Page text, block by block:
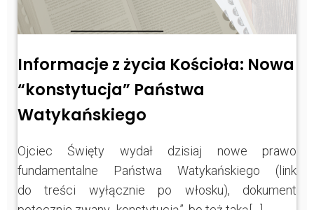
Informacje z życia Kościoła: Nowa
“konstytucja” Państwa
Watykańskiego
Ojciec Święty wydał dzisiaj nowe prawo
fundamentalne Państwa Watykańskiego (link
do treści wyłącznie po włosku), dokument